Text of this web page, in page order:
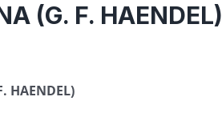
(G. F. HAENDEL)
HAENDEL)